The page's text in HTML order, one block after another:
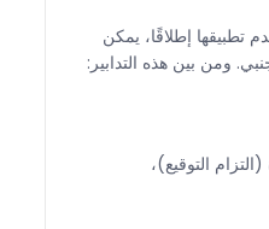
تطبيقها إطلاقًا، يمكن
ومن بين هذه التدابير:
التوقيع)،